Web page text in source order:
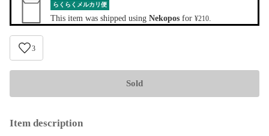
らくらくメルカリ便
This item was shipped using Nekopos for ¥210
3
Sold
Item description